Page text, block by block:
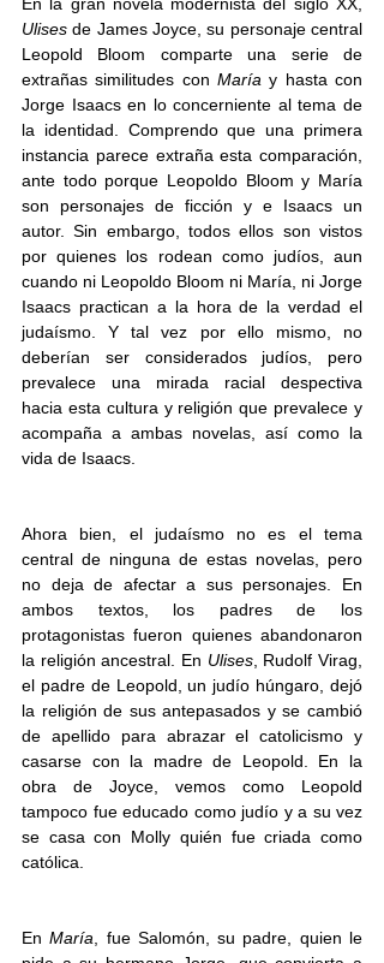
Ulises de James Joyce, su personaje central
Leopold Bloom comparte una serie de
extrañas similitudes con María y hasta con
Jorge Isaacs en lo concerniente al tema de
la identidad. Comprendo que una primera
instancia parece extraña esta comparación,
ante todo porque Leopoldo Bloom y María
son personajes de ficción y e Isaacs un
autor. Sin embargo, todos ellos son vistos
por quienes los rodean como judíos, aun
cuando ni Leopoldo Bloom ni María, ni Jorge
Isaacs practican a la hora de la verdad el
judaísmo. Y tal vez por ello mismo, no
deberían ser considerados judíos, pero
prevalece una mirada racial despectiva
hacia esta cultura y religión que prevalece y
acompaña a ambas novelas, así como la
vida de Isaacs.
Ahora bien, el judaísmo no es el tema
central de ninguna de estas novelas, pero
no deja de afectar a sus personajes. En
ambos textos, los padres de los
protagonistas fueron quienes abandonaron
la religión ancestral. En Ulises, Rudolf Virag,
el padre de Leopold, un judío húngaro, dejó
la religión de sus antepasados y se cambió
de apellido para abrazar el catolicismo y
casarse con la madre de Leopold. En la
obra de Joyce, vemos como Leopold
tampoco fue educado como judío y a su vez
se casa con Molly quién fue criada como
católica.
En María , fue Salomón, su padre, quien le